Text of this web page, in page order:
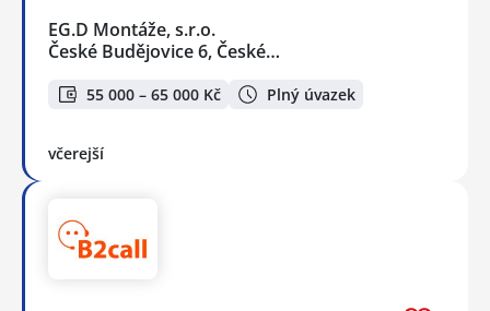
EG.D Montáže, s.r.o.
České Budějovice 6, České…
55 000 – 65 000 Kč Plný úvazek
včerejší